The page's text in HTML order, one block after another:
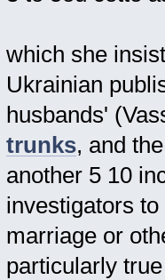
which she
Ukrainian
husbands'
trunks, and
another 5 10
investigators
marriage or
particularly